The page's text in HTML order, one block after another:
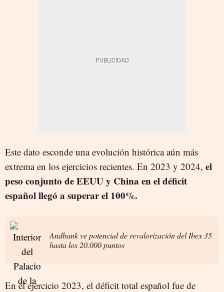
Este dato esconde una evolución histórica aún más
extrema en los ejercicios recientes. En 2023 y 2024, el
peso conjunto de EEUU y China en el déficit
español llegó a superar el 100%.
Andbank ve potencial de revalorización del Ibex 35
hasta los 20.000 puntos
En el ejercicio 2023, el déficit total español fue de